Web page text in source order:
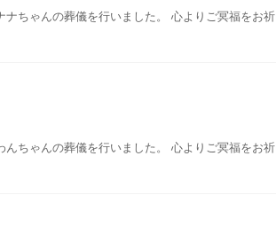
ちゃんの葬儀を行いました。 心よりご冥福をお祈
ちゃんの葬儀を行いました。 心よりご冥福をお祈